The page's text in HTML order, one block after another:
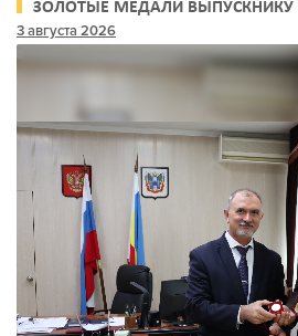
ЗОЛОТЫЕ МЕДАЛИ ВЫПУСКНИКУ
ШКОЛЫ
3 августа 2026